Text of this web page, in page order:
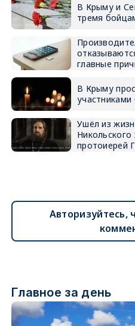
В Крыму и
тремя
главные
В Крыму
Ушёл из
протоиерей
Авторизуйтесь,
Главное за день